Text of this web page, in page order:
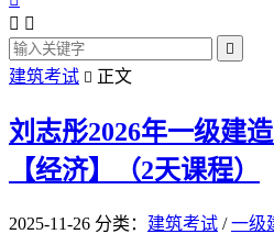
 

建筑考试  正文
刘志彤2026年一级建
【经济】（2天课程）
2025-11-26 分类： 建筑考试 /一级